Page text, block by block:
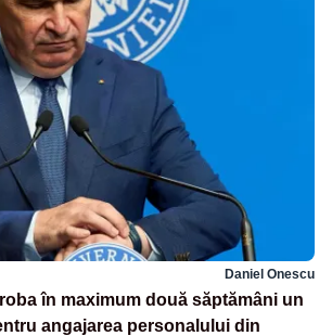
Daniel Onescu
în maximum două săptămâni un
angajarea personalului din